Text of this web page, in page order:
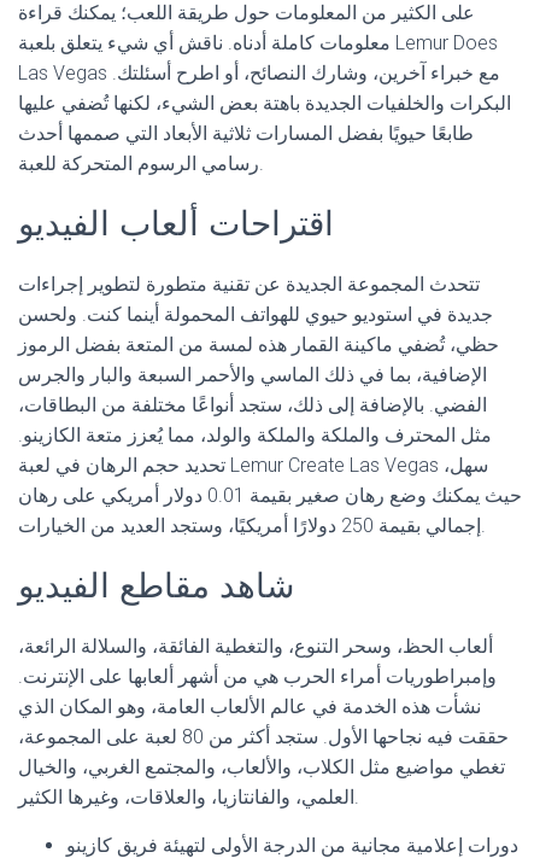
على الكثير من المعلومات حول طريقة اللعب؛ يمكنك قراءة
معلومات كاملة أدناه. ناقش أي شيء يتعلق بلعبة Lemur Does
Las Vegas مع خبراء آخرين، وشارك النصائح، أو اطرح أسئلتك.
البكرات والخلفيات الجديدة باهتة بعض الشيء، لكنها تُضفي عليها
طابعًا حيويًا بفضل المسارات ثلاثية الأبعاد التي صممها أحدث
رسامي الرسوم المتحركة للعبة.
اقتراحات ألعاب الفيديو
تتحدث المجموعة الجديدة عن تقنية متطورة لتطوير إجراءات
جديدة في استوديو حيوي للهواتف المحمولة أينما كنت. ولحسن
حظي، تُضفي ماكينة القمار هذه لمسة من المتعة بفضل الرموز
الإضافية، بما في ذلك الماسي والأحمر السبعة والبار والجرس
الفضي. بالإضافة إلى ذلك، ستجد أنواعًا مختلفة من البطاقات،
مثل المحترف والملكة والملكة والولد، مما يُعزز متعة الكازينو.
تحديد حجم الرهان في لعبة Lemur Create Las Vegas سهل،
حيث يمكنك وضع رهان صغير بقيمة 0.01 دولار أمريكي على رهان
إجمالي بقيمة 250 دولارًا أمريكيًا، وستجد العديد من الخيارات.
شاهد مقاطع الفيديو
ألعاب الحظ، وسحر التنوع، والتغطية الفائقة، والسلالة الرائعة،
وإمبراطوريات أمراء الحرب هي من أشهر ألعابها على الإنترنت.
نشأت هذه الخدمة في عالم الألعاب العامة، وهو المكان الذي
حققت فيه نجاحها الأول. ستجد أكثر من 80 لعبة على المجموعة،
تغطي مواضيع مثل الكلاب، والألعاب، والمجتمع الغربي، والخيال
العلمي، والفانتازيا، والعلاقات، وغيرها الكثير.
دورات إعلامية مجانية من الدرجة الأولى لتهيئة فريق كازينو